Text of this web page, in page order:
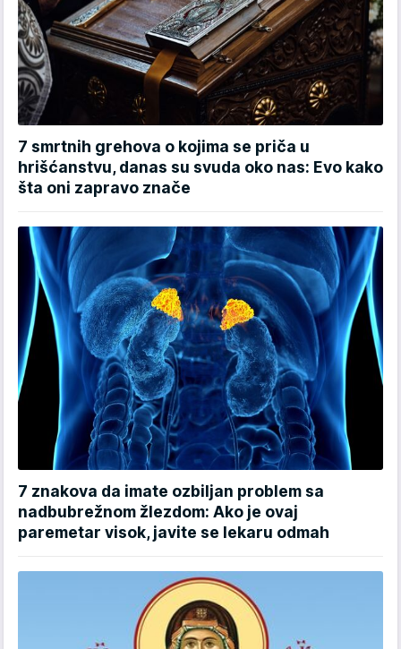
7 smrtnih grehova o kojima se priča u
hrišćanstvu, danas su svuda oko nas: Evo kako
šta oni zapravo znače
7 znakova da imate ozbiljan problem sa
nadbubrežnom žlezdom: Ako je ovaj
paremetar visok, javite se lekaru odmah